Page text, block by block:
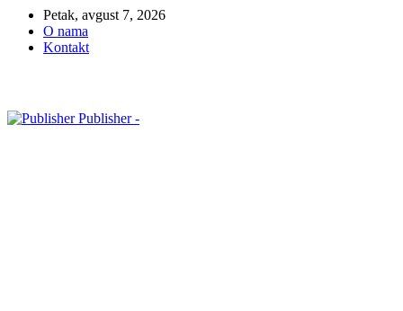
Petak, avgust 7, 2026
O nama
Kontakt
Publisher -